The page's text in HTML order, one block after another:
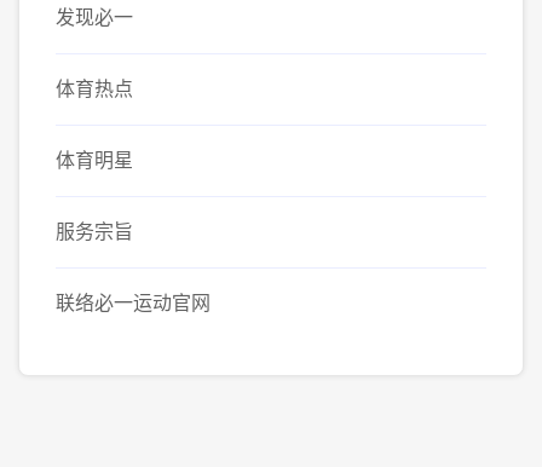
发现必一
体育热点
体育明星
服务宗旨
联络必一运动官网